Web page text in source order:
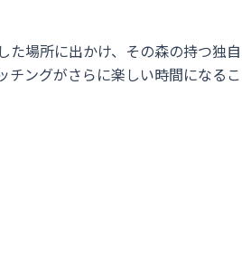
た場所に出かけ、その森の持つ独自
チングがさらに楽しい時間になるこ